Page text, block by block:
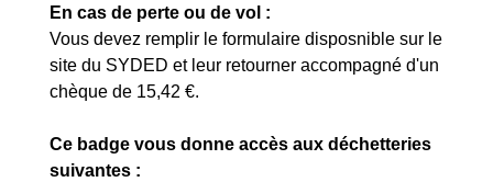
En cas de perte ou de vol :
Vous devez remplir le formulaire disposnible sur le
site du SYDED et leur retourner accompagné d'un
chèque de 15,42 €.
Ce badge vous donne accès aux déchetteries
suivantes :